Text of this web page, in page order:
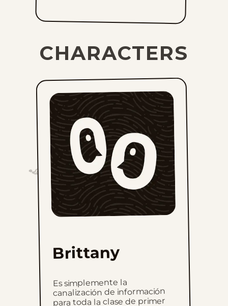
CHARACTERS
Brittany
Es simplemente la
canalización de información
para toda la clase de primer